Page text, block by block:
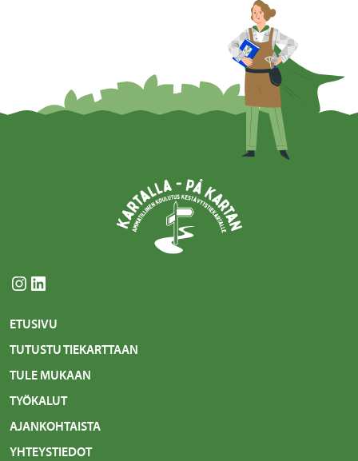
Instagram LinkedIn
ETUSIVU
TUTUSTU TIEKARTTAAN
TULE MUKAAN
TYÖKALUT
AJANKOHTAISTA
YHTEYSTIEDOT